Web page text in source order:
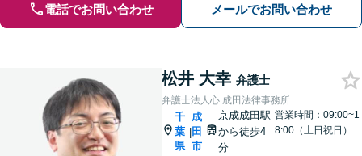
電話でお問い合わせ メールでお問い合わせ
松井 大幸 弁護士
弁護士法人心 成田法律事務所
千
葉
県
|
成
田
市
京成成田駅
から徒歩4
分
営業時間：09:00~1
8:00（土日祝日）